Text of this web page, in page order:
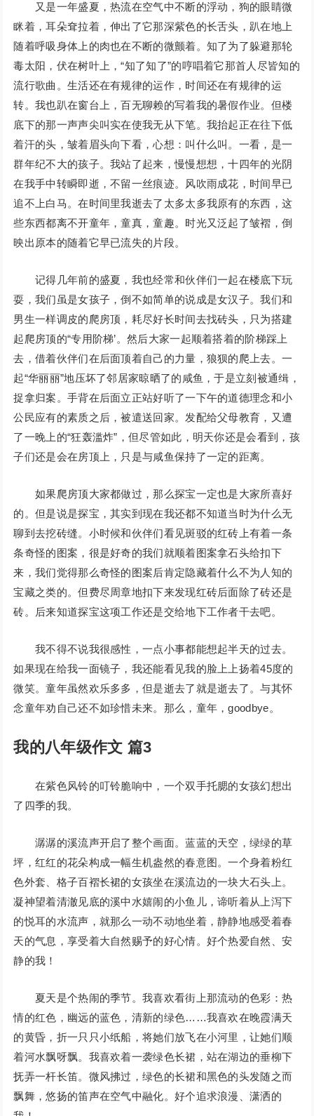
又是一年盛夏，热流在空气中不断的浮动，狗的眼睛微
眯着，耳朵耷拉着，伸出了它那深紫色的长舌头，趴在地上
随着呼吸身体上的肉也在不断的微颤着。知了为了躲避那轮
毒太阳，伏在树叶上，“知了知了”的哼唱着它那首人尽皆知的
流行歌曲。生活还在有规律的运作，时间还在有规律的运
转。我也趴在窗台上，百无聊赖的写着我的暑假作业。但楼
底下的那一声声尖叫实在使我无从下笔。我抬起正在往下低
着汗的头，皱着眉头向下看，心想：叫什么叫。一看，是一
群年纪不大的孩子。我站了起来，慢慢想想，十四年的光阴
在我手中转瞬即逝，不留一丝痕迹。风吹雨成花，时间早已
追不上白马。在时间里我逝去了太多太多我原有的东西，这
些东西都离不开童年，童真，童趣。时光又泛起了皱褶，倒
映出原本的随着它早已流失的片段。
记得几年前的盛夏，我也经常和伙伴们一起在楼底下玩
耍，我们虽是女孩子，倒不如简单的说成是女汉子。我们和
男生一样调皮的爬房顶，耗尽好长时间去找砖头，只为搭建
起爬房顶的“专用阶梯’。然后大家一起顺着搭着的阶梯踩上
去，借着伙伴们在后面顶着自己的力量，狼狈的爬上去。一
起“华丽丽”地压坏了邻居家晾晒了的咸鱼，于是立刻被通缉，
捉拿归案。手背在后面立正站好听了一下午的道德理念和小
公民应有的素质之后，被遣送回家。发配给父母教育，又遭
了一晚上的“狂轰滥炸”，但尽管如此，明天你还是会看到，孩
子们还是会在房顶上，只是与咸鱼保持了一定的距离。
如果爬房顶大家都做过，那么探宝一定也是大家所喜好
的。但是说是探宝，其实到现在我还都不知道当时为什么无
聊到去挖砖缝。小时候和伙伴们看见斑驳的红砖上有着一条
条奇怪的图案，很是好奇的我们就顺着图案拿石头给扣下
来，我们觉得那么奇怪的图案后肯定隐藏着什么不为人知的
宝藏之类的。但费尽周章地扣下来发现红砖后面除了砖还是
砖。后来知道探宝这项工作还是交给地下工作者干去吧。
我不得不说我很感性，一点小事都能想起半天的过去。
如果现在给我一面镜子，我还能看见我的脸上上扬着45度的
微笑。童年虽然欢乐多多，但是逝去了就是逝去了。与其怀
念童年劝自己还不如珍惜未来。那么，童年，goodbye。
我的八年级作文 篇3
在紫色风铃的叮铃脆响中，一个双手托腮的女孩幻想出
了四季的我。
潺潺的溪流声开启了整个画面。蓝蓝的天空，绿绿的草
坪，红红的花朵构成一幅生机盎然的春意图。一个身着粉红
色外套、格子百褶长裙的女孩坐在溪流边的一块大石头上。
凝神望着清澈见底的溪中水嬉闹的小鱼儿，谛听着从上泻下
的悦耳的水流声，就那么一动不动地坐着，静静地感受着春
天的气息，享受着大自然赐予的好心情。好个热爱自然、安
静的我！
夏天是个热闹的季节。我喜欢看街上那流动的色彩：热
情的红色，幽远的蓝色，清新的绿色……我喜欢在晚霞满天
的黄昏，折一只只小纸船，将她们放飞在小河里，让她们顺
着河水飘呀飘。我喜欢着一袭绿色长裙，站在湖边的垂柳下
抚弄一杆长笛。微风拂过，绿色的长裙和黑色的头发随之而
飘舞，悠扬的笛声在空气中融化。好个追求浪漫、潇洒的